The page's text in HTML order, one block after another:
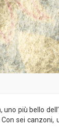
più bello
sei canzoni,